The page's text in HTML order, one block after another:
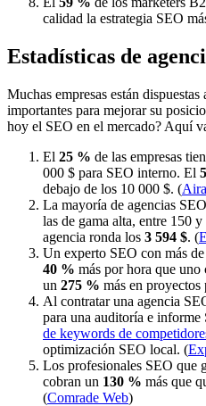
calidad la estrategia SEO
Estadísticas de
Muchas empresas están
importantes para mejorar su
hoy el SEO en el mercado? Aquí
El 25 % de las empresas
000 $ para SEO interno. El
debajo de los 10 000 $. (Aira
La mayoría de agencias
las de gama alta, entre 150
agencia ronda los 3 594 $. (
Un experto SEO con más
40 % más por hora que uno
un 275 % más en proyectos
Al contratar una agencia
para una auditoría e
de keywords de
optimización SEO local. (
Los profesionales SEO que
cobran un 130 % más que
(Comrade Web)